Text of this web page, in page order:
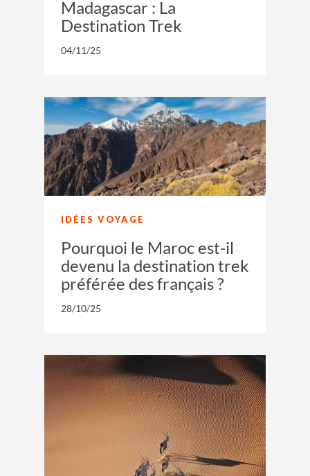
Madagascar : La
Destination Trek
04/11/25
IDÉES VOYAGE
Pourquoi le Maroc est-il
devenu la destination trek
préférée des français ?
28/10/25